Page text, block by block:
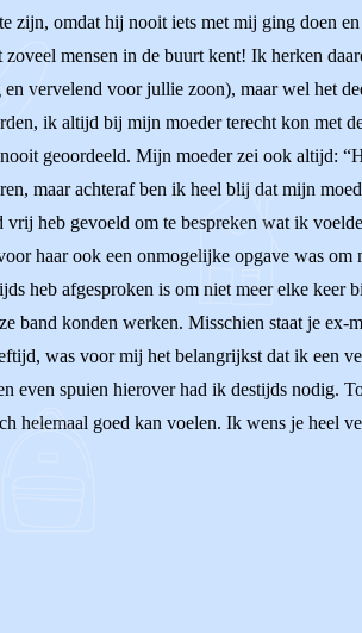
zijn, omdat hij nooit iets met mij ging doen
mensen in de buurt kent! Ik herken
vervelend voor jullie zoon), maar wel het
ik altijd bij mijn moeder terecht kon met
geoordeeld. Mijn moeder zei ook altijd:
maar achteraf ben ik heel blij dat mijn
heb gevoeld om te bespreken wat ik
haar ook een onmogelijke opgave was om
heb afgesproken is om niet meer elke keer
band konden werken. Misschien staat je ex-
was voor mij het belangrijkst dat ik een
even spuien hierover had ik destijds nodig.
helemaal goed kan voelen. Ik wens je heel